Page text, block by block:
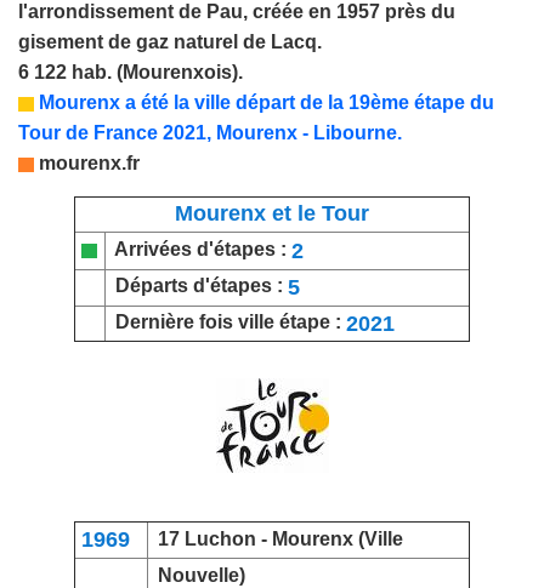
l'arrondissement de Pau, créée en 1957 près du
gisement de gaz naturel de Lacq.
6 122 hab. (Mourenxois).
Mourenx a été la ville départ de la 19ème étape du
Tour de France 2021, Mourenx - Libourne.
mourenx.fr
Mourenx et le Tour
Arrivées d'étapes : 2
Départs d'étapes : 5
Dernière fois ville étape : 2021
1969 17 Luchon - Mourenx (Ville
Nouvelle)